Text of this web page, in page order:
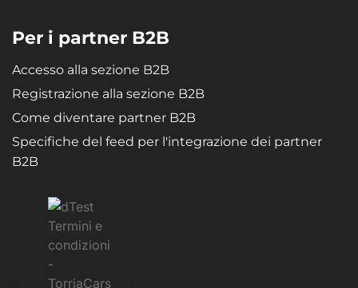
Per i partner B2B
Accesso alla sezione B2B
Registrazione alla sezione B2B
Come diventare partner B2B
Specifiche del feed per l'integrazione dei partner
B2B